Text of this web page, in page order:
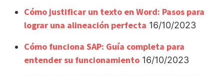
Cómo justificar un texto en Word: Pasos para
lograr una alineación perfecta 16/10/2023
Cómo funciona SAP: Guía completa para
entender su funcionamiento 16/10/2023